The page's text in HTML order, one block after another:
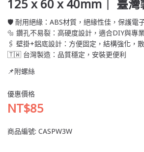
125 x 60 x 40mm｜ 臺灣
🛡️ 耐用絕緣：ABS材質，絕緣性佳，保護電
🔩 鑽孔不易裂：高硬度設計，適合DIY與專
🖇️ 壁掛+鋁底設計：方便固定，結構強化，
🇹🇼 台灣製造：品質穩定，安裝更便利
📌附螺絲
優惠價格
NT$85
商品編號: CASPW3W